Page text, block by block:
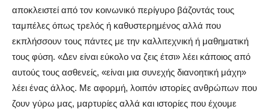
αποκλειστεί από τον κοινωνικό περίγυρο βάζοντάς τους
ταμπέλες όπως τρελός ή καθυστερημένος αλλά που
εκπλήσσουν τους πάντες με την καλλιτεχνική ή μαθηματική
τους φύση. «Δεν είναι εύκολο να ζεις έτσι» λέει κάποιος από
αυτούς τους ασθενείς, «είναι μια συνεχής διανοητική μάχη»
λέει ένας άλλος. Με αφορμή, λοιπόν ιστορίες ανθρώπων που
ζουν γύρω μας, μαρτυρίες αλλά και ιστορίες που έχουμε